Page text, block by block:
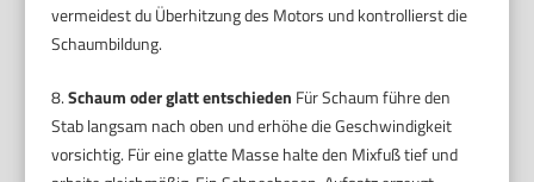
vermeidest du Überhitzung des Motors und kontrollierst die
Schaumbildung.
8.Schaum oder glatt entschieden Für Schaum führe den
Stab langsam nach oben und erhöhe die Geschwindigkeit
vorsichtig. Für eine glatte Masse halte den Mixfuß tief und